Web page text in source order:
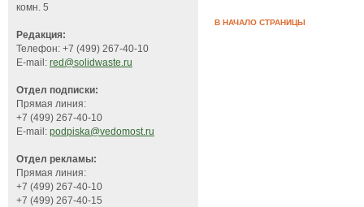
комн. 5
Редакция:
Телефон: +7 (499) 267-40-10
E-mail: red@solidwaste.ru
Отдел подписки:
Прямая линия:
+7 (499) 267-40-10
E-mail: podpiska@vedomost.ru
Отдел рекламы:
Прямая линия:
+7 (499) 267-40-10
+7 (499) 267-40-15
В НАЧАЛО СТРАНИЦЫ